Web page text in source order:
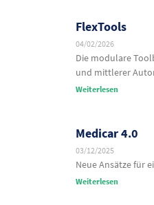
FlexTools
04/02/2026
Die modulare
und mittlerer
Weiterlesen
Medicar 4.0
03/12/2025
Neue Ansätze für
Weiterlesen